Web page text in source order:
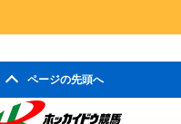
ページの先頭へ